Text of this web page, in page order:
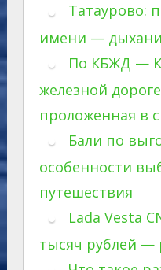
Татаурово:
имени —
По КБЖД —
железной
проложенная в
Бали по
особенности
путешествия
Lada Vesta
тысяч рублей —